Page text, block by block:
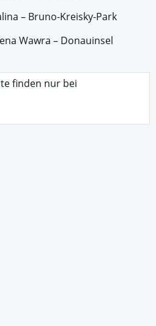
– Bruno-Kreisky-Park
Wawra – Donauinsel
finden nur bei